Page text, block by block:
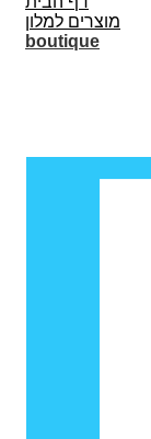
מוצרים למלון
boutique